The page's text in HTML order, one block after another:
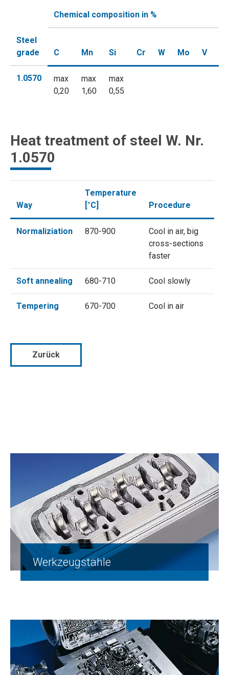
Steel
grade
Chemical composition in %
C Mn Si Cr W Mo V
1.0570
max
0,20
max
1,60
max
0,55
Heat treatment of steel W. Nr.
1.0570
Way
Temperature
[°C]
Procedure
Normaliziation 870-900
Cool in air, big
cross-sections
faster
Soft annealing 680-710 Cool slowly
Tempering 670-700 Cool in air
Zurück
Werkzeugstähle